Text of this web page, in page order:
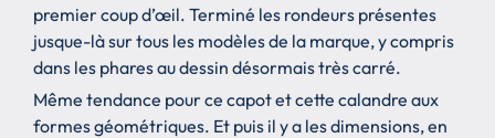
premier coup d’œil. Terminé les rondeurs présentes
jusque-là sur tous les modèles de la marque, y compris
dans les phares au dessin désormais très carré.
Même tendance pour ce capot et cette calandre aux
formes géométriques. Et puis il y a les dimensions, en